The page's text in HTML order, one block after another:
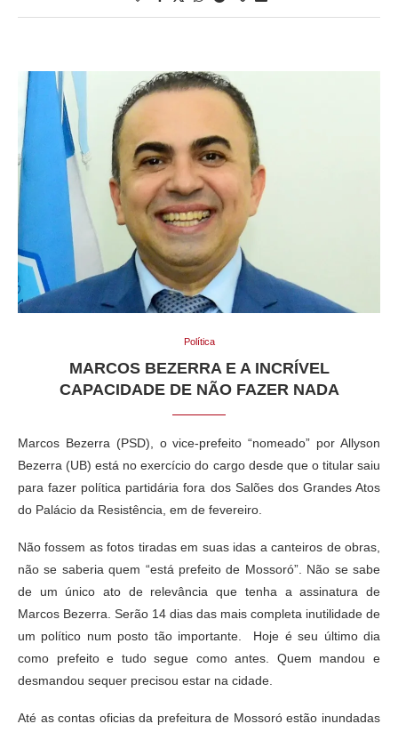
Política
MARCOS BEZERRA E A INCRÍVEL
CAPACIDADE DE NÃO FAZER NADA
Marcos Bezerra (PSD), o vice-prefeito “nomeado” por Allyson
Bezerra (UB) está no exercício do cargo desde que o titular saiu
para fazer política partidária fora dos Salões dos Grandes Atos
do Palácio da Resistência, em de fevereiro.
Não fossem as fotos tiradas em suas idas a canteiros de obras,
não se saberia quem “está prefeito de Mossoró”. Não se sabe
de um único ato de relevância que tenha a assinatura de
Marcos Bezerra. Serão 14 dias das mais completa inutilidade de
um político num posto tão importante. Hoje é seu último dia
como prefeito e tudo segue como antes. Quem mandou e
desmandou sequer precisou estar na cidade.
Até as contas oficias da prefeitura de Mossoró estão inundadas